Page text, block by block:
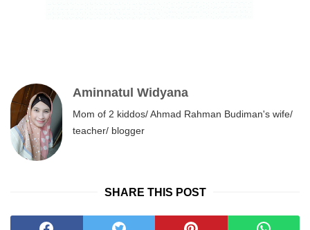
Aminnatul Widyana
Mom of 2 kiddos/ Ahmad Rahman Budiman's wife/
teacher/ blogger
SHARE THIS POST